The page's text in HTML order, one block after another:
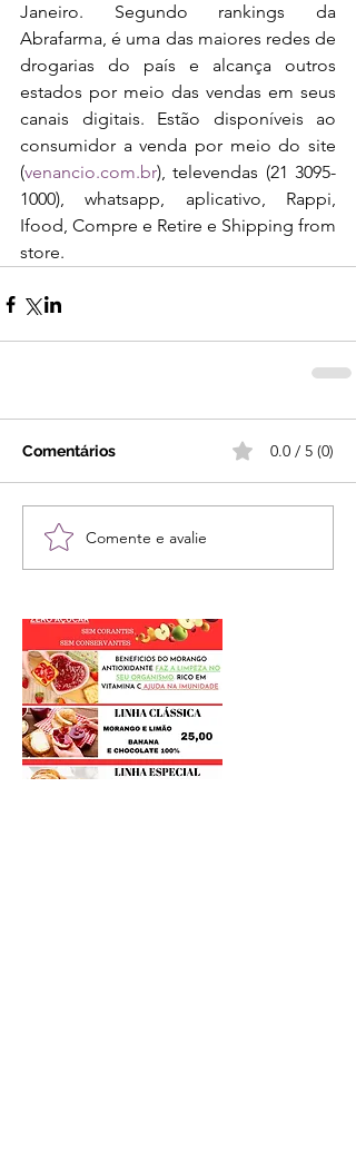
Janeiro. Segundo rankings da
Abrafarma, é uma das maiores redes de
drogarias do país e alcança outros
estados por meio das vendas em seus
canais digitais. Estão disponíveis ao
consumidor a venda por meio do site
(venancio.com.br), televendas (21 3095-
1000), whatsapp, aplicativo, Rappi,
Ifood, Compre e Retire e Shipping from
store.
Comentários 0.0 / 5 (0)
Comente e avalie